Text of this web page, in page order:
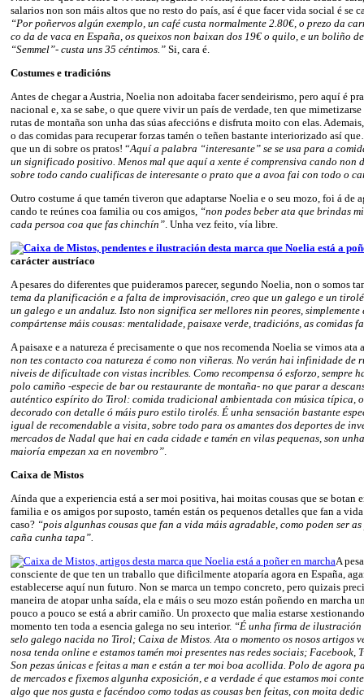
salarios non son máis altos que no resto do país, así é que facer vida social é se
“Por poñervos algún exemplo, un café custa normalmente 2.80€, o prezo da
co da de vaca en España, os queixos non baixan dos 19€ o quilo, e un boliño
“Semmel”- custa uns 35 céntimos.” Si, cara é.
Costumes e tradicións
Antes de chegar a Austria, Noelia non adoitaba facer sendeirismo, pero aquí é
nacional e, xa se sabe, o que quere vivir un país de verdade, ten que
rutas de montaña son unha das súas afeccións e disfruta moito con elas.
o das comidas para recuperar forzas tamén o teñen bastante interiorizado así
que un di sobre os pratos! “Aquí a palabra “interesante” se se usa para a
un significado positivo. Menos mal que aquí a xente é comprensiva cando non
sobre todo cando cualificas de interesante o prato que a avoa fai con todo o
Outro costume á que tamén tiveron que adaptarse Noelia e o seu mozo, foi á de
cando te reúnes coa familia ou cos amigos, “non podes beber ata que brindas
cada persoa coa que fas chinchín” . Unha vez feito, vía libre.
carácter austríaco
A pesares do diferentes que puideramos parecer, segundo Noelia, non o somos
tema da planificación e a falta de improvisación, creo que un galego e un
un galego e un andaluz. Isto non significa ser mellores nin peores, simplemente
compártense máis cousas: mentalidade, paisaxe verde, tradicións, as comidas
A paisaxe e a natureza é precisamente o que nos recomenda Noelia se vimos ata
non tes contacto coa natureza é como non viñeras. No verán hai infinidade de
niveis de dificultade con vistas incribles. Como recompensa ó esforzo, sempre
polo camiño -especie de bar ou restaurante de montaña- no que parar a
auténtico espírito do Tirol: comida tradicional ambientada con música típica,
decorado con detalle ó máis puro estilo tirolés. É unha sensación bastante
igual de recomendable a visita, sobre todo para os amantes dos deportes de
mercados de Nadal que hai en cada cidade e tamén en vilas pequenas, son
maioría empezan xa en novembro”
Caixa de Mistos
Aínda que a experiencia está a ser moi positiva, hai moitas cousas que se botan
familia e os amigos por suposto, tamén están os pequenos detalles que fan a
caso? “pois algunhas cousas que fan a vida máis agradable, como poden ser
caña cunha tapa”.
A
consciente de que ten un traballo que dificilmente atoparía agora en España,
establecerse aquí nun futuro. Non se marca un tempo concreto, pero quizais
maneira de atopar unha saída, ela e máis o seu mozo están poñendo en marcha
pouco a pouco se está a abrir camiño. Un proxecto que malia estarse
momento ten toda a esencia galega no seu interior. “É unha firma de ilustración
selo galego nacida no Tirol; Caixa de Mistos. Ata o momento os nosos artigos
nosa tenda online e estamos tamén moi presentes nas redes sociais; Facebook,
Son pezas únicas e feitas a man e están a ter moi boa acollida. Polo de agora
de mercados e fixemos algunha exposición, e a verdade é que estamos moi
algo que nos gusta e facéndoo como todas as cousas ben feitas, con moita